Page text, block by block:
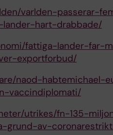
varlden-passerar-
hart-drabbade/
fattiga-lander-far-
exportforbud/
naod-habtemichael-
vaccindiplomati/
utrikes/fn-135-
av-